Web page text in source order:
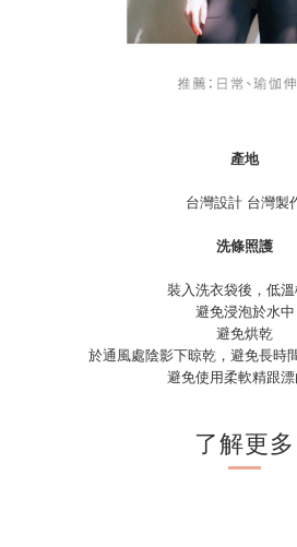
產地
台灣設計 台灣製
洗條照護
裝入洗衣袋後，低
避免浸泡於水中
避免烘乾
於通風處陰影下晾乾，避免長時
避免使用柔軟精跟
了解更多